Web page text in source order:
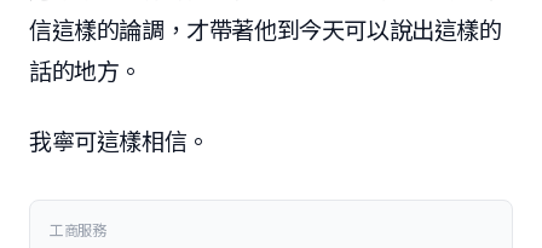
信這樣的論調，才帶著他到今天可以說出這樣的
話的地方。
我寧可這樣相信。
工商服務